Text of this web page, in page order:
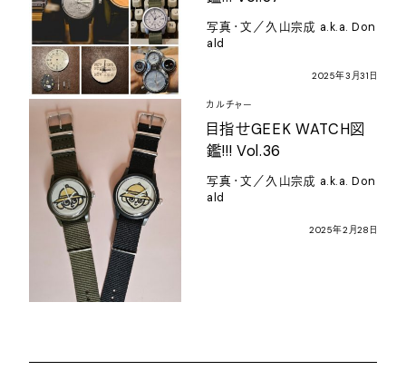
写真・文／久山宗成 a.k.a. Don
ald
2025年3 月31 日
カルチャー
目指せGEEK WATCH図
鑑!!! Vol.36
写真・文／久山宗成 a.k.a. Don
ald
2025年2 月28 日